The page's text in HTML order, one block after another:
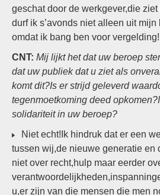
geschat door de werkgever,die
durf ik s’avonds niet alleen uit mijn
omdat ik bang ben voor
CNT: Mij lijkt het dat uw beroep
dat uw publiek dat u ziet als
komt dit?Is er strijd geleverd
tegenmoetkoming deed
solidariteit in uw beroep?
Niet echt!Ik hindruk dat er een
tussen wij,de nieuwe generatie en
niet over recht,hulp maar eerder
u,er zijn van die mensen die men